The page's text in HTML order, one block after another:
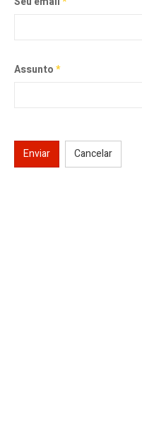
Assunto*
Enviar Cancelar